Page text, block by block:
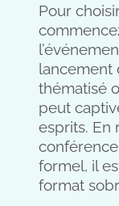
Pour
lancement
thématisé
peut
esprits. En
formel, il
format